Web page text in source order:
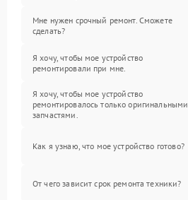
Мне нужен срочный ремонт. Сможете
сделать?
Я хочу, чтобы мое устройство
ремонтировали при мне.
Я хочу, чтобы мое устройство
ремонтировалось только оригинальными
запчастями.
Как я узнаю, что мое устройство готово?
От чего зависит срок ремонта техники?